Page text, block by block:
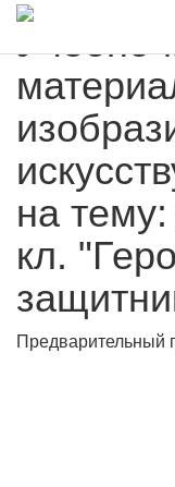
Учебно-
на
кл.
Предварительный